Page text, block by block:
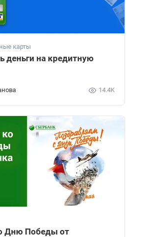
карты
деньги на кредитную
14.4K
Дню Победы от